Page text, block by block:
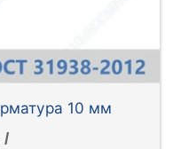
10 мм
/